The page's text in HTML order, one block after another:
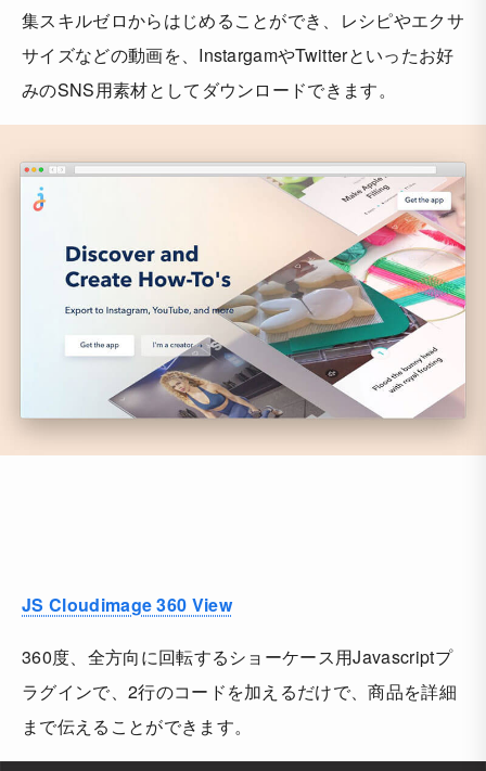
集スキルゼロからはじめることができ、レシピやエクサ
サイズなどの動画を、InstargamやTwitterといったお好
みのSNS用素材としてダウンロードできます。
JS Cloudimage 360 View
360度、全方向に回転するショーケース用Javascriptプ
ラグインで、2行のコードを加えるだけで、商品を詳細
まで伝えることができます。